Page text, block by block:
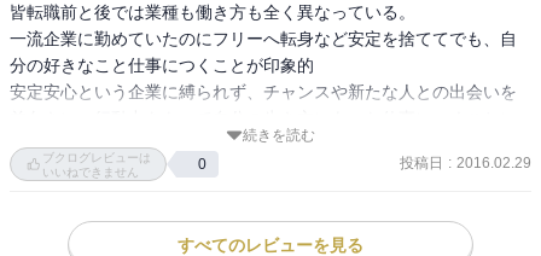
と、ほとんどが野菜で構成。
野菜は季節の移ろいと共に姿を変えていく。それを食べる人間の体
も変わる。季節のものを食べることが大事
体は食べたもので作られる
宮崎真理子
ベストな選択ではなく、ベターな選択を
残業なしの条件ではどんなにいいスペックの人間でも雇ってもらえ
皆転職前と後では業種も働き方も全く異なっている。
一流企業に勤めていたのにフリーへ転身など安定を捨ててでも、自
分の好きなこと仕事につくことが印象的
安定安心という企業に縛られず、チャンスや新たな人との出会いを
感銘
続きを読む
ブクログレビューは
いいねできません
0 投稿日 : 2016.02.29
すべてのレビューを見る